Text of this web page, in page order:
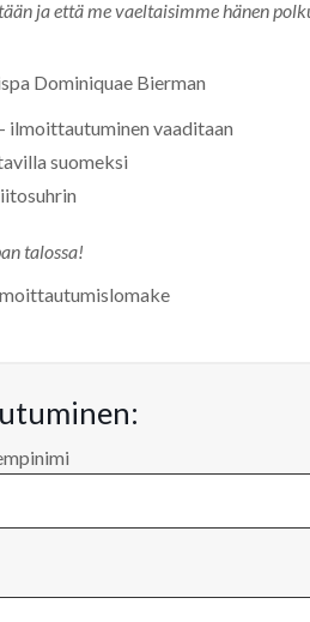
ja että me vaeltaisimme hänen
Dominiquae Bierman
ilmoittautuminen vaaditaan
suomeksi
talossa!